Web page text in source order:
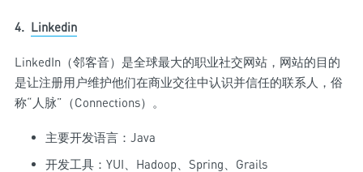
4. Linkedin
LinkedIn（邻客音）是全球最大的职业社交网站，网站的目的
是让注册用户维护他们在商业交往中认识并信任的联系人，俗
称“人脉”（Connections）。
主要开发语言：Java
开发工具：YUI、Hadoop、Spring、Grails